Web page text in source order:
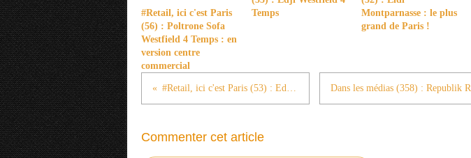
#Retail, ici c'est Paris
(56) : Poltrone Sofa
Westfield 4 Temps : en
version centre
commercial
Temps
Montparnasse : le plus
grand de Paris !
#Retail, ici c'est Paris (53) : Edji Westfield 4 Temps
Commenter cet article